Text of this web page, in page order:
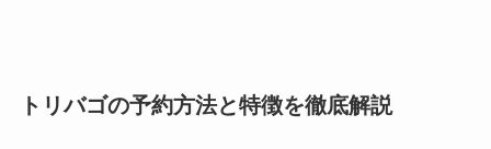
トリバゴの予約方法と特徴を徹底解説